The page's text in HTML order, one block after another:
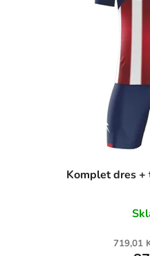
Komplet dres +
719,01